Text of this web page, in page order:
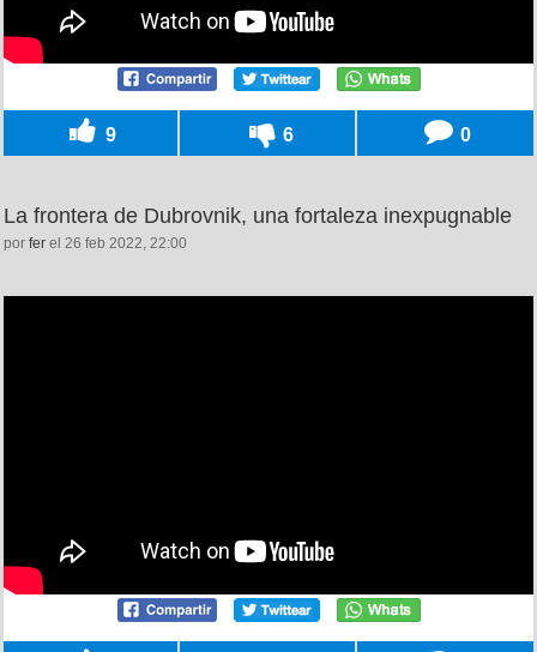
9 6 0
La frontera de Dubrovnik, una fortaleza inexpugnable
por fer el 26 feb 2022, 22:00